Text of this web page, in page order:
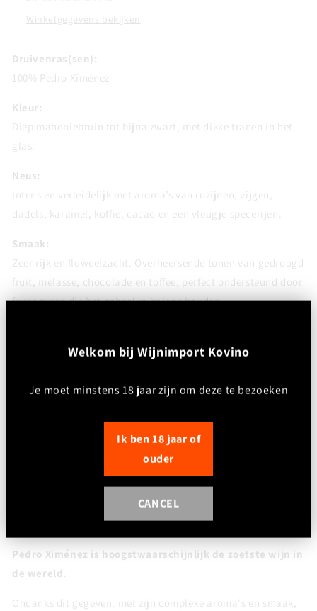
Winkelgegevens bekijken
Druivenras(sen):
100% Pedro Ximénez
Kleur:
Diep mahoniebruin tot bijna zwart, met dikke tranen in het
glas.
Neus:
Intens en verleidelijk met aroma’s van rozijnen, vijgen,
dadels, karamel, koffie, cacao en een vleugje specerijen.
Smaak:
Zeer rijk en fluweelzacht. Overheersende tonen van gedroogd
fruit, melasse, chocolade en toffee, perfect ondersteund door
frisse zuren die het geheel in balans houden.
Lang, weelderig en zoet met aanhoudende toetsen van
Foodpairing:
vanille-ijs of als begeleider van notentaart en gedroogd fruit.
Serveren tussen 10–14 °C.
Heerlijk als dessertwijn of puur na de maaltijd. Ook
verrassend lekker over vanille-ijs.
Pedro Ximénez is hoogstwaarschijnlijk de zoetste wijn in
de wereld.
Ondanks dit gegeven, met zijn complexe aroma's en smaak,
Welkom bij Wijnimport Kovino
Je moet minstens 18 jaar zijn om deze te bezoeken
Ik ben 18 jaar of
ouder
CANCEL